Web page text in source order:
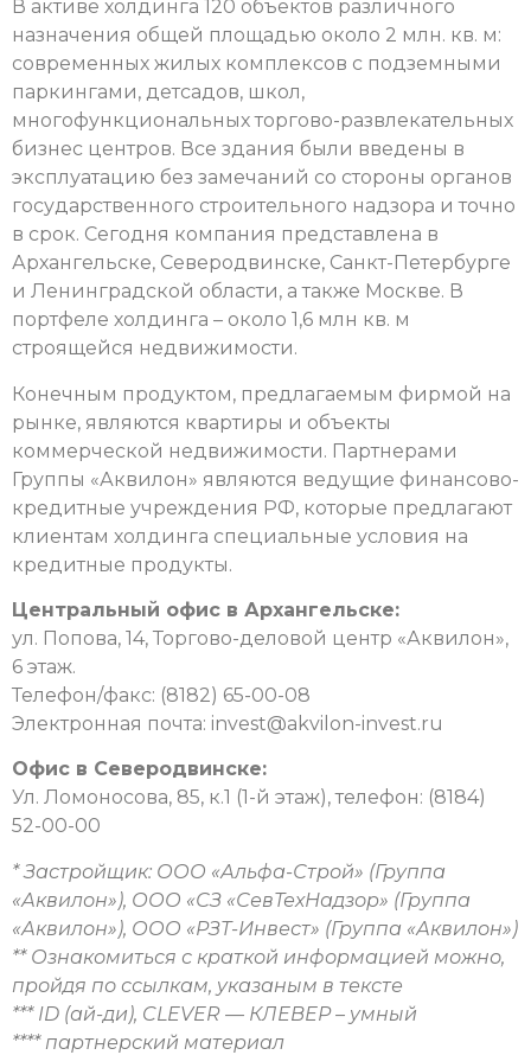
В активе холдинга 120 объектов различного
назначения общей площадью около 2 млн. кв. м:
современных жилых комплексов с подземными
паркингами, детсадов, школ,
многофункциональных торгово-развлекательных
бизнес центров. Все здания были введены в
эксплуатацию без замечаний со стороны органов
государственного строительного надзора и точно
в срок. Сегодня компания представлена в
Архангельске, Северодвинске, Санкт-Петербурге
и Ленинградской области, а также Москве. В
портфеле холдинга – около 1,6 млн кв. м
строящейся недвижимости.
Конечным продуктом, предлагаемым фирмой на
рынке, являются квартиры и объекты
коммерческой недвижимости. Партнерами
Группы «Аквилон» являются ведущие финансово-
кредитные учреждения РФ, которые предлагают
клиентам холдинга специальные условия на
кредитные продукты.
Центральный офис в Архангельске:
ул. Попова, 14, Торгово-деловой центр «Аквилон»,
6 этаж.
Телефон/факс: (8182) 65-00-08
Электронная почта: invest@akvilon-invest.ru
Офис в Северодвинске:
Ул. Ломоносова, 85, к.1 (1-й этаж), телефон: (8184)
52-00-00
* Застройщик: ООО «Альфа-Строй» (Группа
«Аквилон»), ООО «СЗ «СевТехНадзор» (Группа
«Аквилон»), ООО «РЗТ-Инвест» (Группа «Аквилон»)
** Ознакомиться с краткой информацией можно,
пройдя по ссылкам, указаным в тексте
*** ID (ай-ди), CLEVER — КЛЕВЕР – умный
**** партнерский материал